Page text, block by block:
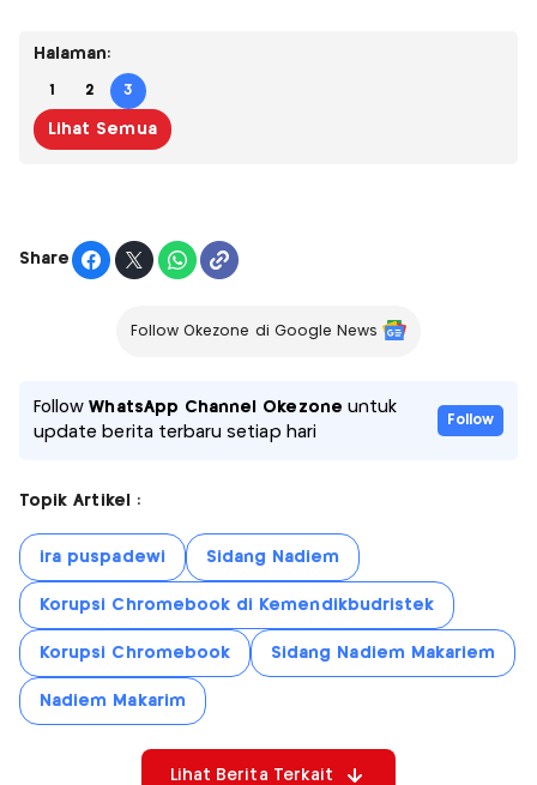
Halaman:
1 2 3
Lihat Semua
Share
Follow Okezone di Google News
FollowWhatsApp Channel Okezone untuk
update berita terbaru setiap hari
Follow
Topik Artikel :
ira puspadewi Sidang Nadiem
Korupsi Chromebook di Kemendikbudristek
Korupsi Chromebook Sidang Nadiem Makariem
Nadiem Makarim
Lihat Berita Terkait